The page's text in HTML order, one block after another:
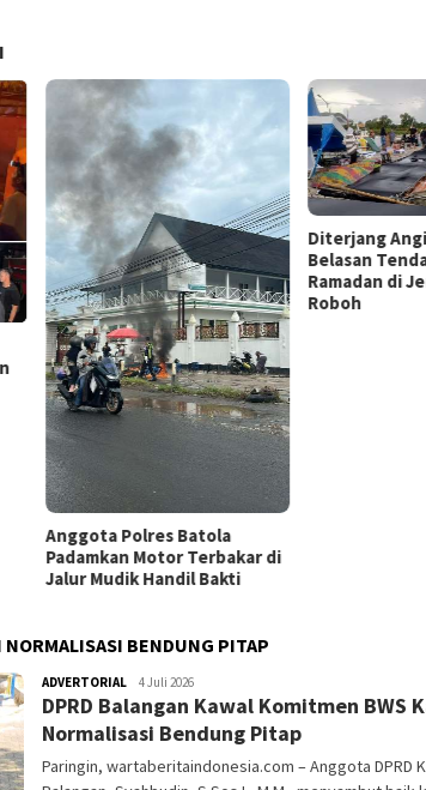
Diterjang Angin Kencang,
Belasan Tenda Pasar
Ramadan di Jembatan Barito
Roboh
Refleksi Hari
2026: Menguji
BENDUNG PITAP
ADVERTORIAL admin
4 Juli 2026
DPRD Balangan Kawal Komitmen BWS
Normalisasi Bendung Pitap
Paringin, wartaberitaindonesia.com – Anggota DPRD